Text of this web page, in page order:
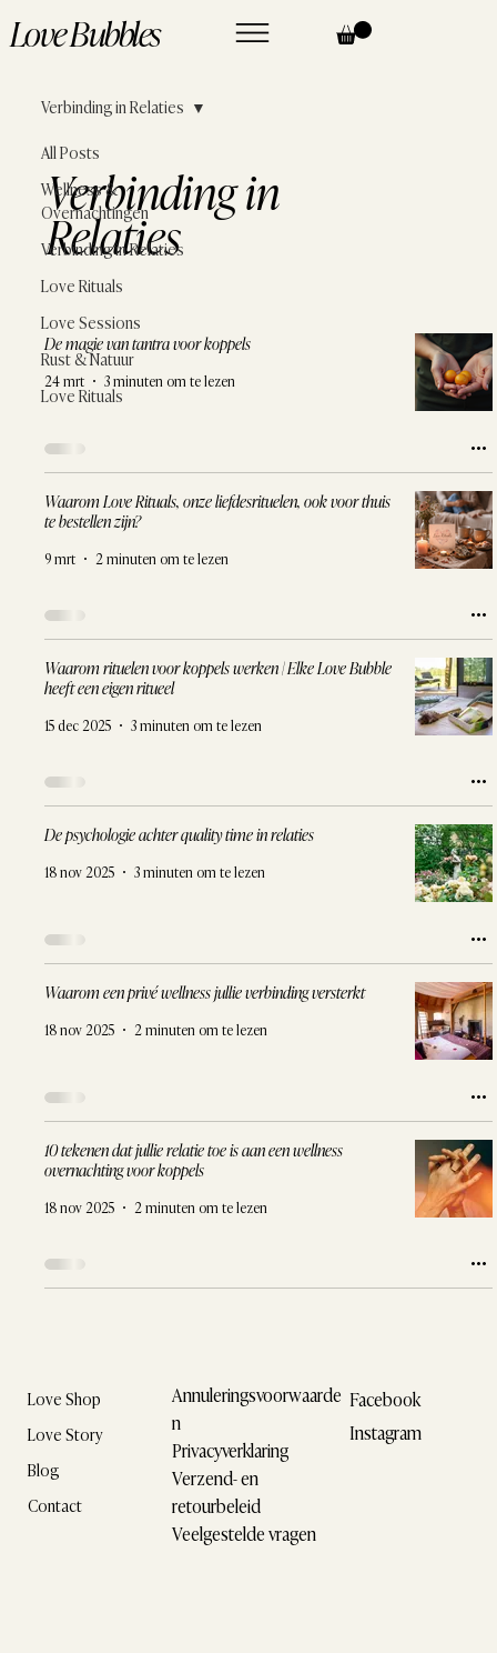
Love Bubbles
All Posts
Wellness &
Overnachtingen
Verbinding in Relaties
Love Rituals
Love Sessions
Rust & Natuur
Love Rituals
Verbinding in Relaties
Verbinding in
Relaties
De magie van tantra voor koppels
24 mrt 3 minuten om te lezen
Waarom Love Rituals, onze liefdesrituelen, ook voor thuis
te bestellen zijn?
9 mrt 2 minuten om te lezen
Waarom rituelen voor koppels werken | Elke Love Bubble
heeft een eigen ritueel
15 dec 2025 3 minuten om te lezen
De psychologie achter quality time in relaties
18 nov 2025 3 minuten om te lezen
Waarom een privé wellness jullie verbinding versterkt
18 nov 2025 2 minuten om te lezen
10 tekenen dat jullie relatie toe is aan een wellness
overnachting voor koppels
18 nov 2025 2 minuten om te lezen
Love Shop
Love Story
Blog
Contact
Annuleringsvoorwaarde
n
Privacyverklaring
Verzend- en
retourbeleid
Veelgestelde vragen
Facebook
Instagram